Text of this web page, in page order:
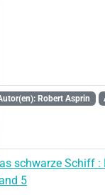
Robert Asprin
schwarze Schiff :
5